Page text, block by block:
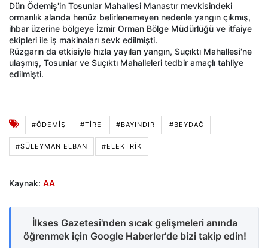
Dün Ödemiş'in Tosunlar Mahallesi Manastır mevkisindeki
ormanlık alanda henüz belirlenemeyen nedenle yangın çıkmış,
ihbar üzerine bölgeye İzmir Orman Bölge Müdürlüğü ve itfaiye
ekipleri ile iş makinaları sevk edilmişti.
Rüzgarın da etkisiyle hızla yayılan yangın, Suçıktı Mahallesi'ne
ulaşmış, Tosunlar ve Suçıktı Mahalleleri tedbir amaçlı tahliye
edilmişti.
#ÖDEMIŞ #TIRE #BAYINDIR #BEYDAĞ
#SÜLEYMAN ELBAN #ELEKTRIK
Kaynak: AA
İlkses Gazetesi'nden sıcak gelişmeleri anında
öğrenmek için Google Haberler'de bizi takip edin!